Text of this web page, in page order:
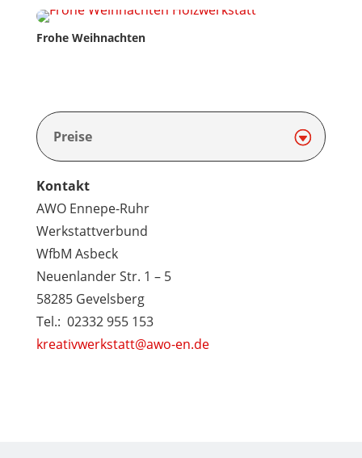
Frohe Weihnachten
Preise
Kontakt
AWO Ennepe-Ruhr
Werkstattverbund
WfbM Asbeck
Neuenlander Str. 1 – 5
58285 Gevelsberg
Tel.: 02332 955 153
kreativwerkstatt@awo-en.de